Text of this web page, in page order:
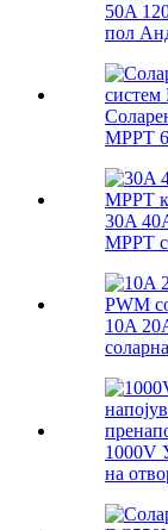
50A
пол
MPPT
30A
MPPT
10A
1000V
на